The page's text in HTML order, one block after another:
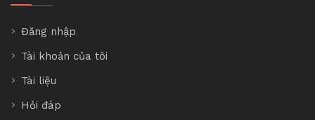
Đăng nhập
Tài khoản của tôi
Tài liệu
Hỏi đáp